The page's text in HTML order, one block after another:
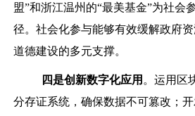
盟”和浙江温州的“最美基金”为社会
径。社会化参与能够有效缓解政府
道德建设的多元支撑。
四是创新数字化应用 。运用区
分存证系统，确保数据不可篡改；